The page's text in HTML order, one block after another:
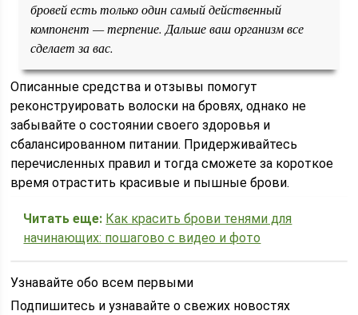
бровей есть только один самый действенный
компонент — терпение. Дальше ваш организм все
сделает за вас.
Описанные средства и отзывы помогут
реконструировать волоски на бровях, однако не
забывайте о состоянии своего здоровья и
сбалансированном питании. Придерживайтесь
перечисленных правил и тогда сможете за короткое
время отрастить красивые и пышные брови.
Читать еще: Как красить брови тенями для
начинающих: пошагово с видео и фото
Узнавайте обо всем первыми
Подпишитесь и узнавайте о свежих новостях